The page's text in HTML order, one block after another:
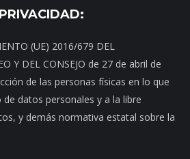
(UE) 2016/679 DEL
Y DEL CONSEJO de 27 de abril de
de las personas físicas en lo que
datos personales y a la libre
y demás normativa estatal sobre la